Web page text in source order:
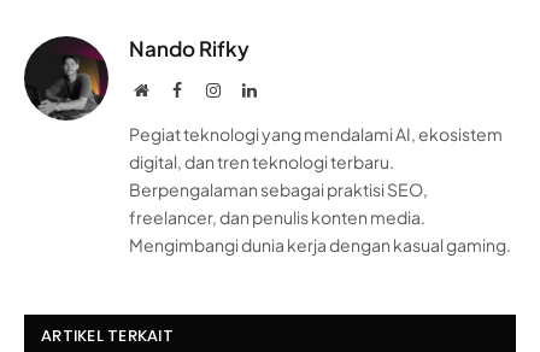
Nando Rifky
WebsiteFacebookInstagramLinkedIn
Pegiat teknologi yang mendalami AI, ekosistem
digital, dan tren teknologi terbaru.
Berpengalaman sebagai praktisi SEO,
freelancer, dan penulis konten media.
Mengimbangi dunia kerja dengan kasual gaming.
ARTIKEL TERKAIT